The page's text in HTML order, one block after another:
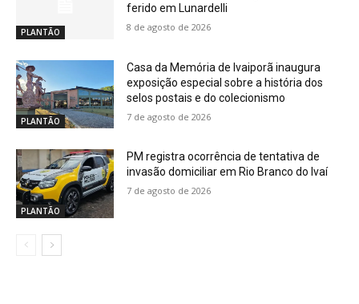
PLANTÃO
ferido em Lunardelli
8 de agosto de 2026
PLANTÃO
Casa da Memória de Ivaiporã inaugura
exposição especial sobre a história dos
selos postais e do colecionismo
7 de agosto de 2026
PLANTÃO
PM registra ocorrência de tentativa de
invasão domiciliar em Rio Branco do Ivaí
7 de agosto de 2026